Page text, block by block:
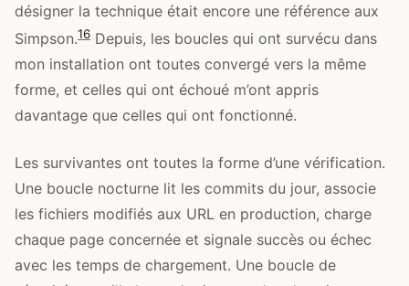
désigner la technique était encore une référence aux
Simpson.16 Depuis, les boucles qui ont survécu dans
mon installation ont toutes convergé vers la même
forme, et celles qui ont échoué m’ont appris
davantage que celles qui ont fonctionné.
Les survivantes ont toutes la forme d’une vérification.
Une boucle nocturne lit les commits du jour, associe
les fichiers modifiés aux URL en production, charge
chaque page concernée et signale succès ou échec
avec les temps de chargement. Une boucle de